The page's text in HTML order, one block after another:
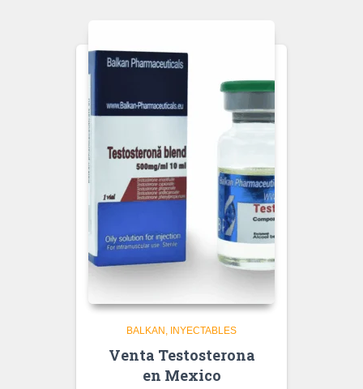
BALKAN INYECTABLES
Venta Testosterona
en Mexico